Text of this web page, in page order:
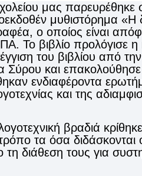
μας παρευρέθηκε
μυθιστόρημα
ο οποίος είναι
Το βιβλίο προλόγισε
του βιβλίου από
και επακολούθησε
ενδιαφέροντα
και της
βραδιά κρίθηκε
τα όσα διδάσκονται
διάθεση τους για